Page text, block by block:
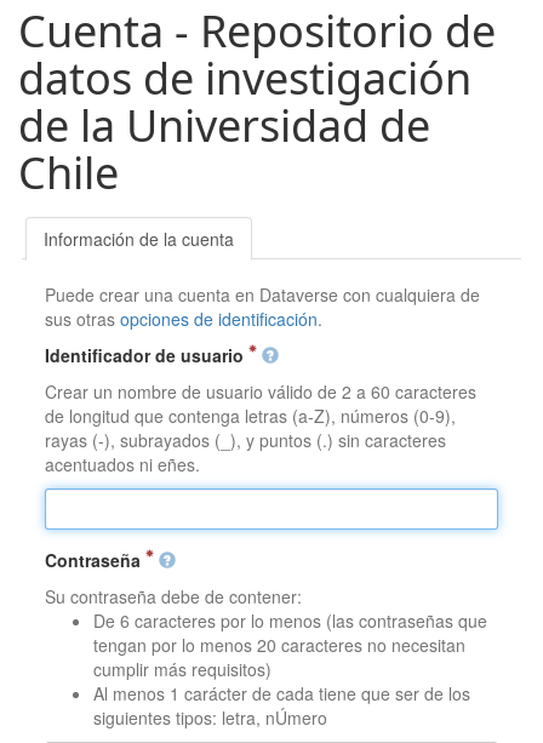
Cuenta - Repositorio de
datos de investigación
de la Universidad de
Chile
Información de la cuenta
Puede crear una cuenta en Dataverse con cualquiera de
sus otrasopciones de identificación.
Identificador de usuario
Crear un nombre de usuario válido de 2 a 60 caracteres
de longitud que contenga letras (a-Z), números (0-9),
rayas (-), subrayados (_), y puntos (.) sin caracteres
acentuados ni eñes.
Contraseña
Su contraseña debe de contener:
De 6 caracteres por lo menos (las contraseñas que
tengan por lo menos 20 caracteres no necesitan
cumplir más requisitos)
Al menos 1 carácter de cada tiene que ser de los
siguientes tipos: letra, nÚmero